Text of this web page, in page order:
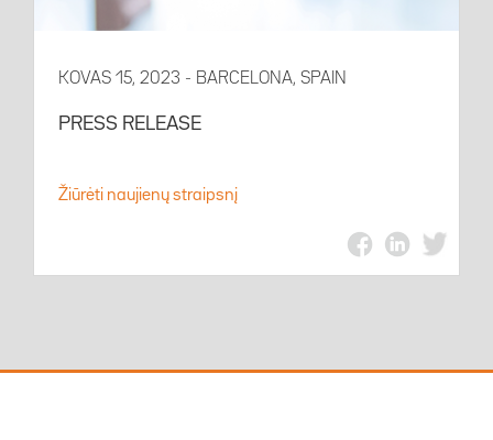
KOVAS 15, 2023 - BARCELONA, SPAIN
PRESS RELEASE
Žiūrėti naujienų straipsnį